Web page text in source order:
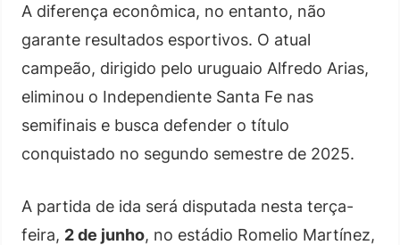
A diferença econômica, no entanto, não
garante resultados esportivos. O atual
campeão, dirigido pelo uruguaio Alfredo Arias,
eliminou o Independiente Santa Fe nas
semifinais e busca defender o título
conquistado no segundo semestre de 2025.
A partida de ida será disputada nesta terça-
feira, 2 de junho, no estádio Romelio Martínez,